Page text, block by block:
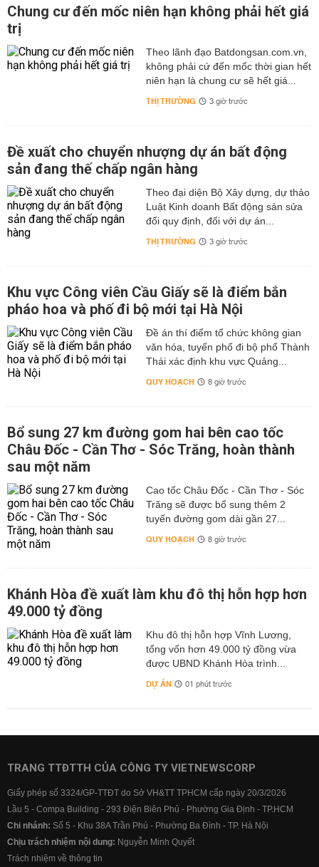
Chung cư đến mốc niên hạn không phải hết giá
trị
Theo lãnh đạo Batdongsan.com.vn,
không phải cứ đến mốc thời gian hết
niên hạn là chung cư sẽ hết giá...
THỊ TRƯỜNG 3 giờ trước
Đề xuất cho chuyển nhượng dự án bất động
sản đang thế chấp ngân hàng
Theo đại diện Bộ Xây dựng, dự thảo
Luật Kinh doanh Bất động sản sửa
đổi quy định, đối với dự án...
THỊ TRƯỜNG 3 giờ trước
Khu vực Công viên Cầu Giấy sẽ là điểm bắn
pháo hoa và phố đi bộ mới tại Hà Nội
Đề án thí điểm tổ chức không gian
văn hóa, tuyến phố đi bộ phố Thành
Thái xác định khu vực Quảng...
QUY HOẠCH 8 giờ trước
Bổ sung 27 km đường gom hai bên cao tốc
Châu Đốc - Cần Thơ - Sóc Trăng, hoàn thành
sau một năm
Cao tốc Châu Đốc - Cần Thơ - Sóc
Trăng sẽ được bổ sung thêm 2
tuyến đường gom dài gần 27...
QUY HOẠCH 8 giờ trước
Khánh Hòa đề xuất làm khu đô thị hỗn hợp hơn
49.000 tỷ đồng
Khu đô thị hỗn hợp Vĩnh Lương,
tổng vốn hơn 49.000 tỷ đồng vừa
được UBND Khánh Hòa trình...
DỰ ÁN 01 phút trước
TRANG TTĐTTH CỦA CÔNG TY VIETNEWSCORP
Giấy phép số 3324/GP-TTĐT do Sở VH&TT TPHCM cấp ngày 20/3/2026
Lầu 5 - Compa Building - 293 Điện Biên Phủ - Phường Gia Định - TP.HCM
Chi nhánh: Số 5 - Khu 38A Trần Phú - Phường Ba Đình - TP. Hà Nội
Chịu trách nhiệm nội dung: Nguyễn Minh Quyết
Trách nhiệm về thông tin